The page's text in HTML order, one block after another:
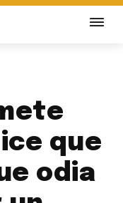
que
odia